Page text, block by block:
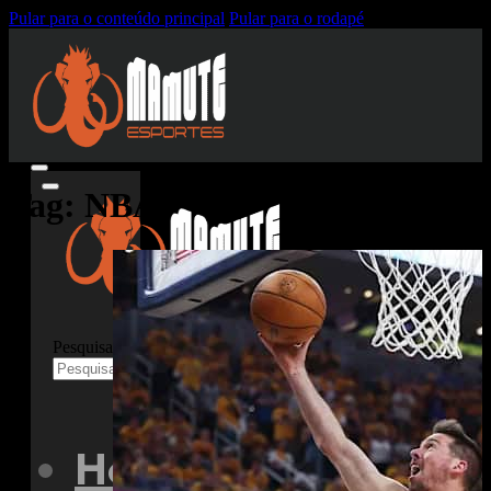
Pular para o conteúdo principal Pular para o rodapé
Pesquisar
Home
Tag: NBA